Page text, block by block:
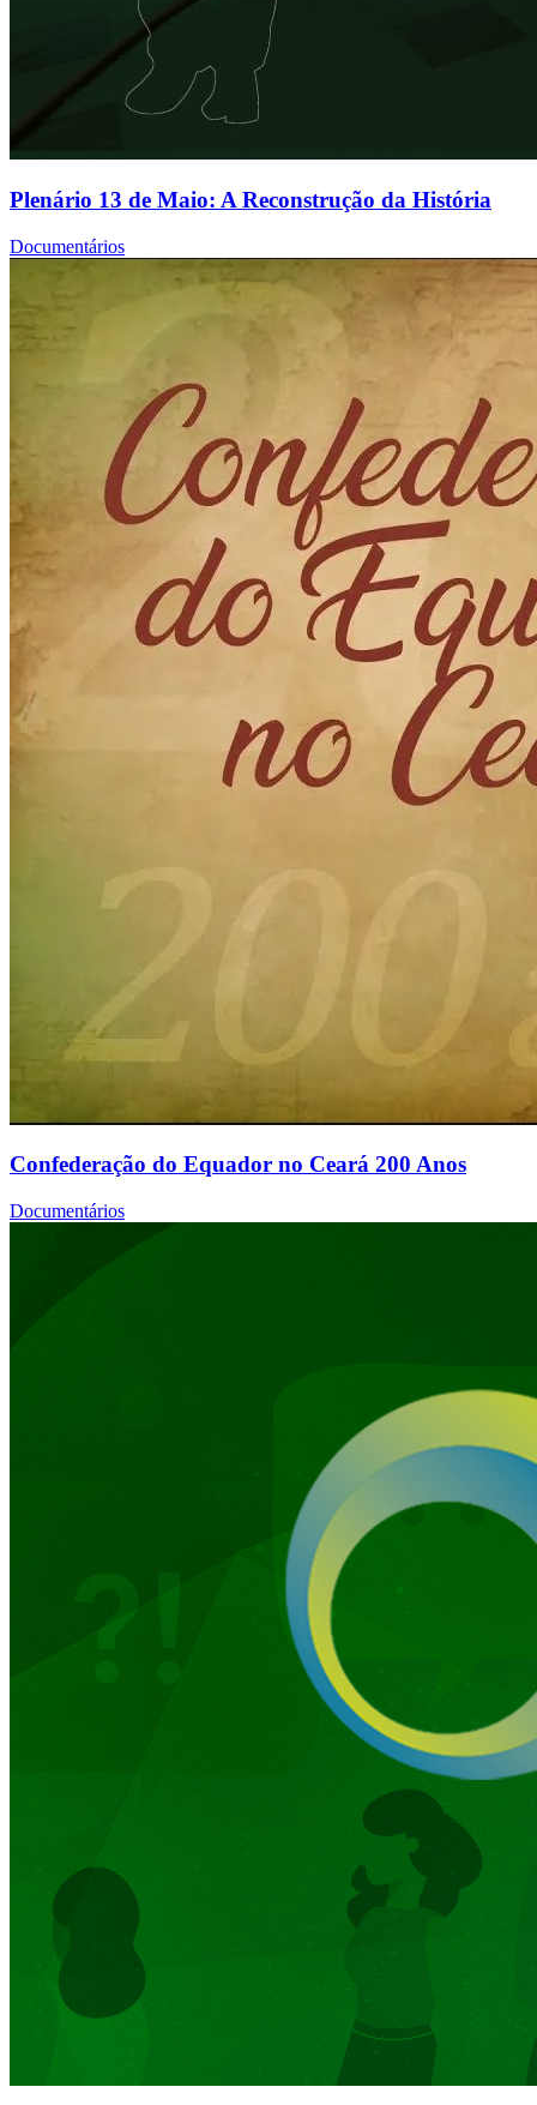
Plenário 13 de Maio: A Reconstrução da História
Documentários
Confederação do Equador no Ceará 200 Anos
Documentários